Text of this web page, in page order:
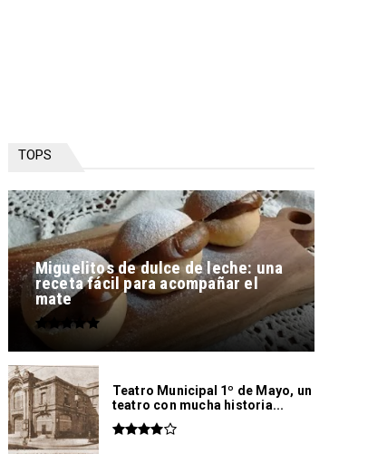
TOPS
Miguelitos de dulce de leche: una
receta fácil para acompañar el
mate
Teatro Municipal 1º de Mayo, un
teatro con mucha historia...